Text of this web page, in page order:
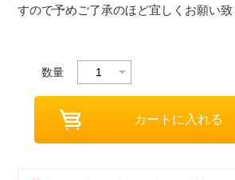
すので予めご了承のほど宜しくお願い致
数量